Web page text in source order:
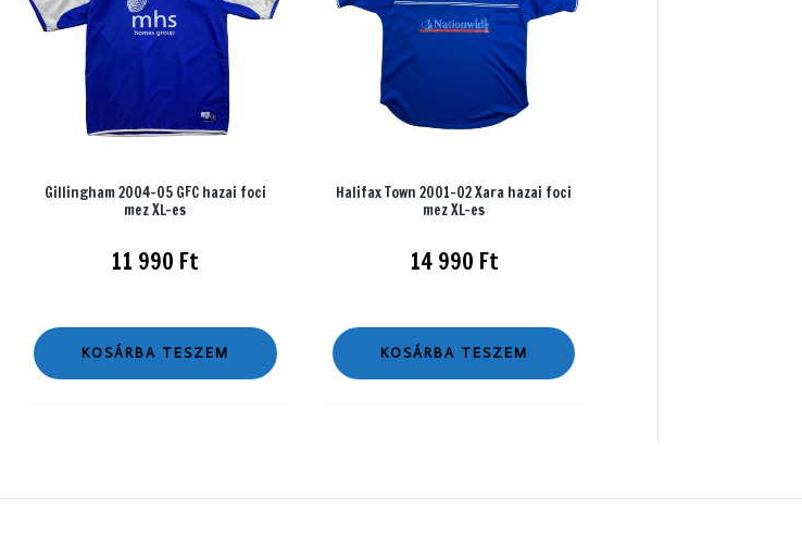
Gillingham 2004-05 GFC hazai foci
mez XL-es
11 990 Ft
KOSÁRBA TESZEM
Halifax Town 2001-02 Xara hazai foci
mez XL-es
14 990 Ft
KOSÁRBA TESZEM